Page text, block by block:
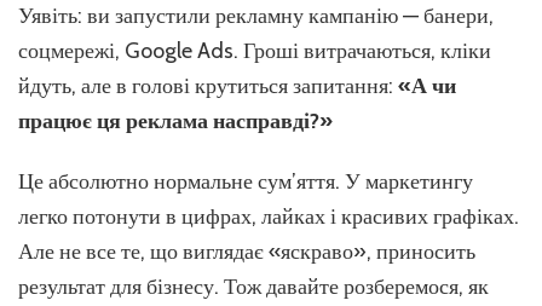
Уявіть: ви запустили рекламну кампанію — банери,
соцмережі, Google Ads. Гроші витрачаються, кліки
йдуть, але в голові крутиться запитання: «А чи
працює ця реклама насправді?»
Це абсолютно нормальне сум’яття. У маркетингу
легко потонути в цифрах, лайках і красивих графіках.
Але не все те, що виглядає «яскраво», приносить
результат для бізнесу. Тож давайте розберемося, як